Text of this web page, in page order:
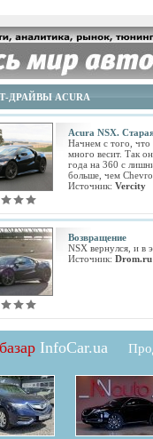
ДРАЙВЫ ACURA
Acura NSX.
Начнем с того,
много весит. Так
года на 360 с
больше, чем
Источник: Vercity
Возвращение
NSX вернулся, и в
Источник: Drom.ru
InfoCar.ua